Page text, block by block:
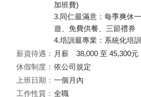
加班費)
3.同仁最滿意：每季爽休
遊、免費供餐、三節禮券
4.培訓最專業：系統化培
薪資待遇： 月薪 38,000 至 45,300元
休假制度： 依公司規定
上班日期： 一個月內
工作性質： 全職